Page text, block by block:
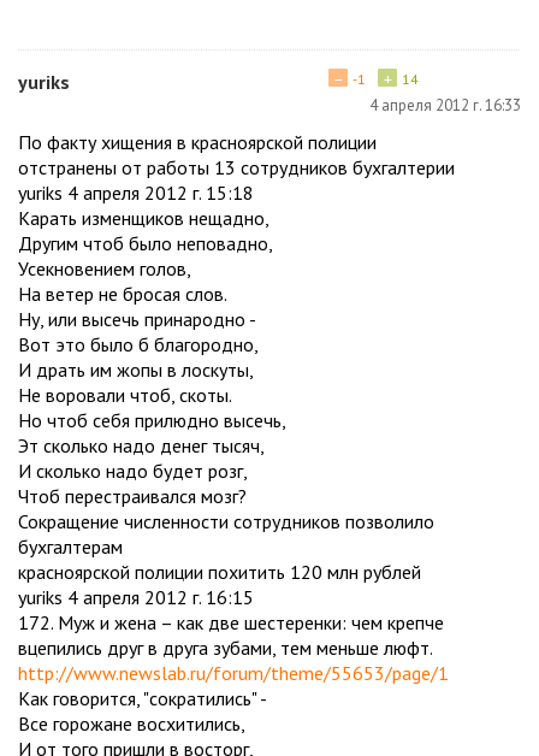
yuriks + 14
− -1
4 апреля 2012 г. 16:33
По факту хищения в красноярской полиции
отстранены от работы 13 сотрудников бухгалтерии
yuriks 4 апреля 2012 г. 15:18
Карать изменщиков нещадно,
Другим чтоб было неповадно,
Усекновением голов,
На ветер не бросая слов.
Ну, или высечь принародно -
Вот это было б благородно,
И драть им жопы в лоскуты,
Не воровали чтоб, скоты.
Но чтоб себя прилюдно высечь,
Эт сколько надо денег тысяч,
И сколько надо будет розг,
Чтоб перестраивался мозг?
Сокращение численности сотрудников позволило
бухгалтерам
красноярской полиции похитить 120 млн рублей
yuriks 4 апреля 2012 г. 16:15
172. Муж и жена – как две шестеренки: чем крепче
вцепились друг в друга зубами, тем меньше люфт.
http://www.newslab.ru/forum/theme/55653/page/1
Как говорится, "сократились" -
Все горожане восхитились,
И от того пришли в восторг,